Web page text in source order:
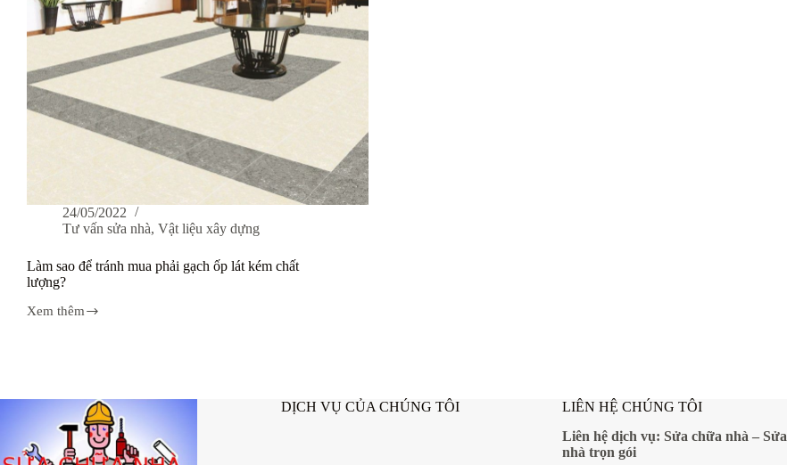
24/05/2022
Tư vấn sửa nhà, Vật liệu xây dựng
Làm sao để tránh mua phải gạch ốp lát kém chất
lượng?
Xem thêm
Làm
lát
kém
DỊCH VỤ CỦA CHÚNG TÔI
LIÊN HỆ CHÚNG TÔI
Liên hệ dịch vụ: Sửa chữa nhà – Sửa
nhà trọn gói